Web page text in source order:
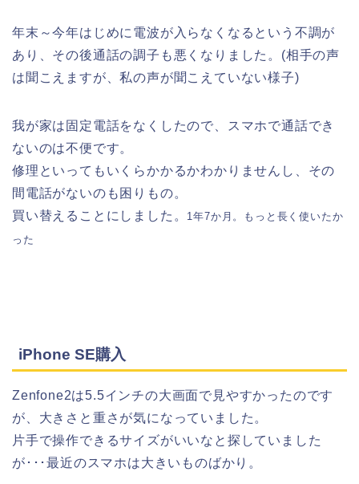
年末～今年はじめに電波が入らなくなるという不調が
あり、その後通話の調子も悪くなりました。(相手の声
は聞こえますが、私の声が聞こえていない様子)
我が家は固定電話をなくしたので、スマホで通話でき
ないのは不便です。
修理といってもいくらかかるかわかりませんし、その
間電話がないのも困りもの。
買い替えることにしました。
1年7か月。もっと長く使いたか
った
iPhone SE購入
Zenfone2は5.5インチの大画面で見やすかったのです
が、大きさと重さが気になっていました。
片手で操作できるサイズがいいなと探していました
が･･･最近のスマホは大きいものばかり。